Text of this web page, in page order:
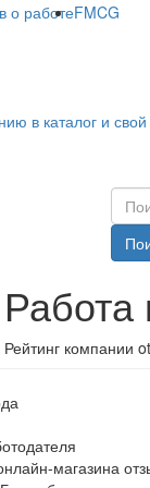
о работеFMCG
в каталог и
Работа
Рейтинг компании
магазина